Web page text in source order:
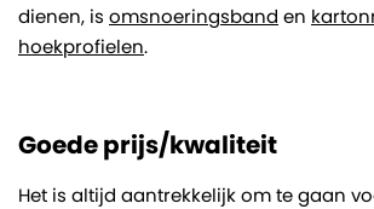
dienen, is omsnoeringsband en
hoekprofielen.
Goede prijs/kwaliteit
Het is altijd aantrekkelijk om te gaan